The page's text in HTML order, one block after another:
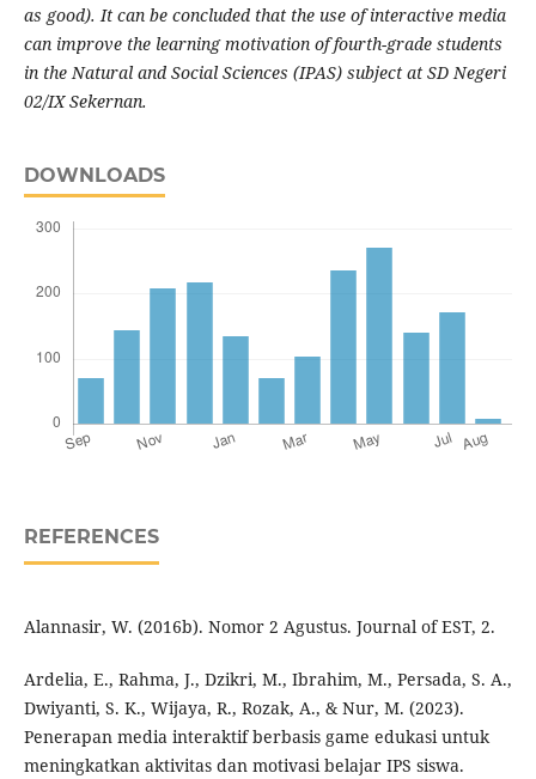
as good). It can be concluded that the use of interactive media
can improve the learning motivation of fourth-grade students
in the Natural and Social Sciences (IPAS) subject at SD Negeri
02/IX Sekernan.
DOWNLOADS
REFERENCES
Alannasir, W. (2016b). Nomor 2 Agustus. Journal of EST, 2.
Ardelia, E., Rahma, J., Dzikri, M., Ibrahim, M., Persada, S. A.,
Dwiyanti, S. K., Wijaya, R., Rozak, A., & Nur, M. (2023).
Penerapan media interaktif berbasis game edukasi untuk
meningkatkan aktivitas dan motivasi belajar IPS siswa.